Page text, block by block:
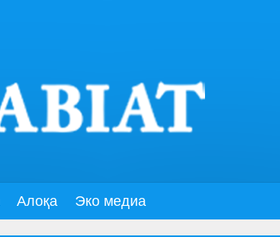
Алоқа Эко медиа